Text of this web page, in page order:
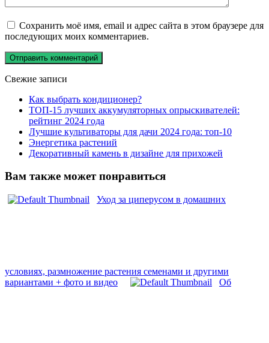
Сохранить моё имя, email и адрес сайта в этом браузере для
последующих моих комментариев.
Свежие записи
Как выбрать кондиционер?
ТОП-15 лучших аккумуляторных опрыскивателей:
рейтинг 2024 года
Лучшие культиваторы для дачи 2024 года: топ-10
Энергетика растений
Декоративный камень в дизайне для прихожей
Вам также может понравиться
Уход за циперусом в домашних
условиях, размножение растения семенами и другими
вариантами + фото и видео
Об